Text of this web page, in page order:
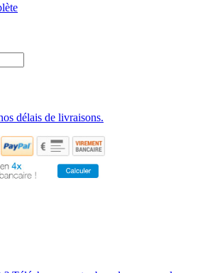
délais de livraisons.